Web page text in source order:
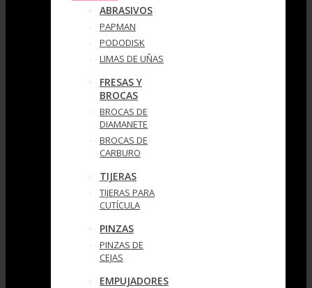
ABRASIVOS
PAPMAN
PODODISK
LIMAS DE UÑAS
FRESAS Y
BROCAS
BROCAS DE
DIAMANETE
BROCAS DE
CARBURO
TIJERAS
TIJERAS PARA
CUTÍCULA
PINZAS
PINZAS DE
CEJAS
EMPUJADORES